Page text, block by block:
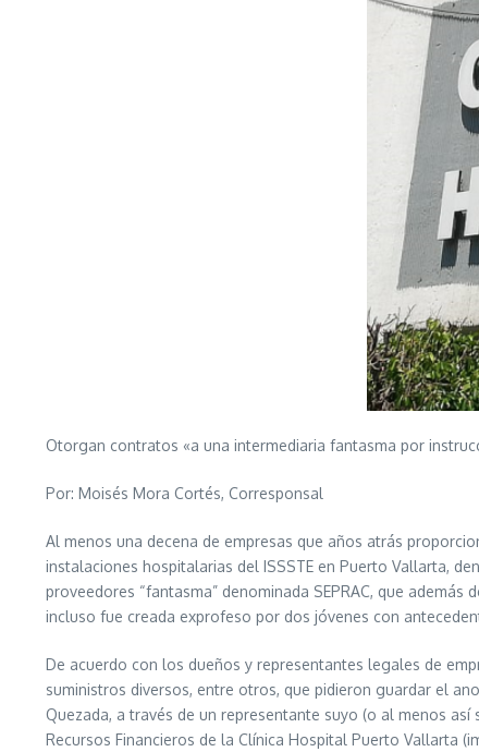
Otorgan contratos «a una intermediaria fantasma por
Por: Moisés Mora Cortés, Corresponsal
Al menos una decena de empresas que años atrás
instalaciones hospitalarias del ISSSTE en Puerto Vallarta,
proveedores “fantasma” denominada SEPRAC, que
incluso fue creada exprofeso por dos jóvenes con
De acuerdo con los dueños y representantes legales de
suministros diversos, entre otros, que pidieron guardar el
Quezada, a través de un representante suyo (o al menos
Recursos Financieros de la Clínica Hospital Puerto Vallarta